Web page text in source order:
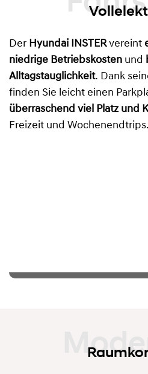
Der Hyundai INSTERvereint
niedrige Betriebskosten und
Alltagstauglichkeit. Dank
finden Sie leicht einen
überraschend viel Platz und
Freizeit und Wochenendtrips.